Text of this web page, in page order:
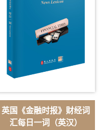
英国《金融时报》财经词
汇每日一词（英汉）